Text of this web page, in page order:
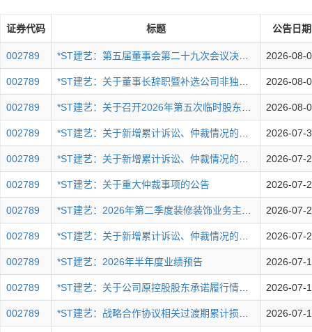
证券代码 标题 公告日期
002789 2026-08-
002789 2026-08-
002789 2026-08-
002789 2026-07-
002789 2026-07-
002789 *ST建艺：关于重大仲裁事项的公告 2026-07-
002789 2026-07-
002789 2026-07-
002789 *ST建艺：2026年半年度业绩预告 2026-07-
002789 2026-07-
002789 2026-07-